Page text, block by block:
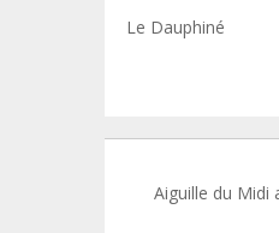
Le Dauphiné
Aiguille du Midi